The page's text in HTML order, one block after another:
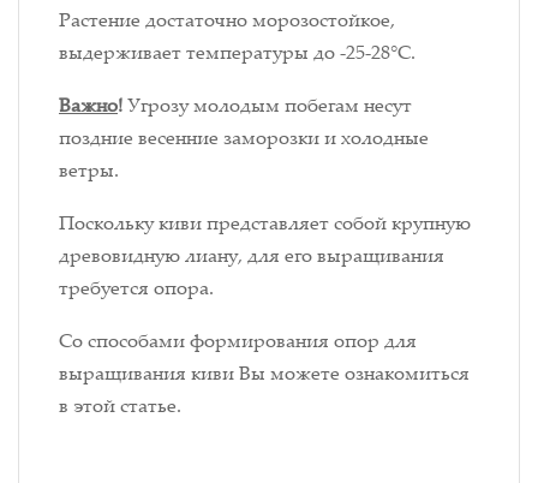
Растение достаточно морозостойкое,
выдерживает температуры до -25-28°С.
Важно!Угрозу молодым побегам несут
поздние весенние заморозки и холодные
ветры.
Поскольку киви представляет собой крупную
древовидную лиану, для его выращивания
требуется опора.
Со способами формирования опор для
выращивания киви Вы можете ознакомиться
в этой статье.